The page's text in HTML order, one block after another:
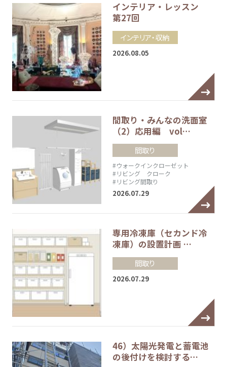
インテリア・レッスン
第27回
インテリア・収納
2026.08.05
間取り・みんなの洗面室
（2）応用編 vol…
間取り
#ウォークインクローゼット
#リビング クローク
#リビング間取り
2026.07.29
専用冷凍庫（セカンド冷
凍庫）の設置計画 …
間取り
2026.07.29
46）太陽光発電と蓄電池
の後付けを検討する…